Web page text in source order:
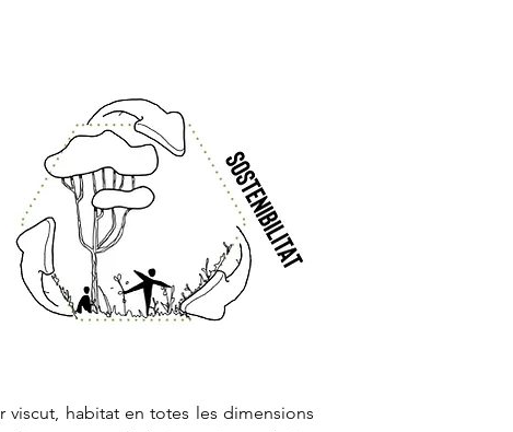
viscut, habitat en totes les dimensions